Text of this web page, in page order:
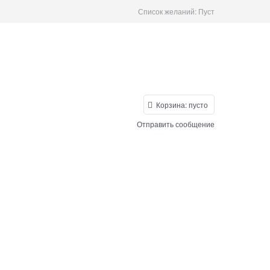
Список желаний: Пуст
Корзина:пусто
Отправить сообщение